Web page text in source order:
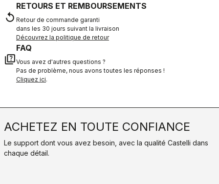
replay
RETOURS ET REMBOURSEMENTS
Retour de commande garanti
dans les 30 jours suivant la livraison
Découvrez la politique de retour
quiz
FAQ
Vous avez d'autres questions ?
Pas de problème, nous avons toutes les réponses !
Cliquez ici.
ACHETEZ EN TOUTE CONFIANCE
Le support dont vous avez besoin, avec la qualité Castelli dans
chaque détail.